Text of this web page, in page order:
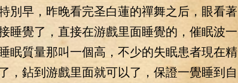
早，昨晚看完圣白蓮的禪舞之后，眼看著
睡覺了，直接在游戲里面睡覺的，催眠波一
眠質量那叫一個高，不少的失眠患者現在精
，鉆到游戲里面就可以了，保證一覺睡到自